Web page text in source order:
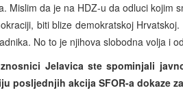
Mislim da je na HDZ-u da odluci kojim
biti blize demokratskoj
No to je njihova slobodna volja i
Jelavica ste spominjali
posljednjih akcija SFOR-a dokaze